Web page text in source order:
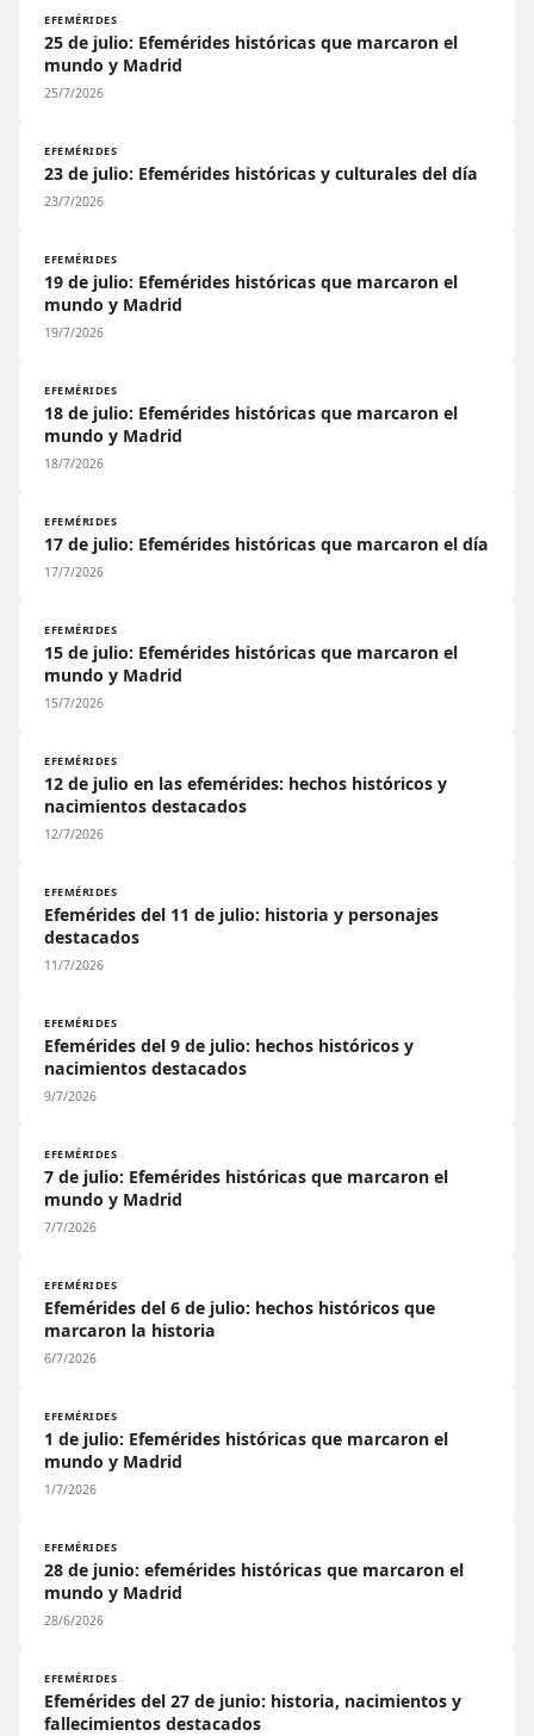
EFEMÉRIDES
25 de julio: Efemérides históricas que marcaron el
mundo y Madrid
25/7/2026
EFEMÉRIDES
23 de julio: Efemérides históricas y culturales del día
23/7/2026
EFEMÉRIDES
19 de julio: Efemérides históricas que marcaron el
mundo y Madrid
19/7/2026
EFEMÉRIDES
18 de julio: Efemérides históricas que marcaron el
mundo y Madrid
18/7/2026
EFEMÉRIDES
17 de julio: Efemérides históricas que marcaron el día
17/7/2026
EFEMÉRIDES
15 de julio: Efemérides históricas que marcaron el
mundo y Madrid
15/7/2026
EFEMÉRIDES
12 de julio en las efemérides: hechos históricos y
nacimientos destacados
12/7/2026
EFEMÉRIDES
Efemérides del 11 de julio: historia y personajes
destacados
11/7/2026
EFEMÉRIDES
Efemérides del 9 de julio: hechos históricos y
nacimientos destacados
9/7/2026
EFEMÉRIDES
7 de julio: Efemérides históricas que marcaron el
mundo y Madrid
7/7/2026
EFEMÉRIDES
Efemérides del 6 de julio: hechos históricos que
marcaron la historia
6/7/2026
EFEMÉRIDES
1 de julio: Efemérides históricas que marcaron el
mundo y Madrid
1/7/2026
EFEMÉRIDES
28 de junio: efemérides históricas que marcaron el
mundo y Madrid
28/6/2026
EFEMÉRIDES
Efemérides del 27 de junio: historia, nacimientos y
fallecimientos destacados